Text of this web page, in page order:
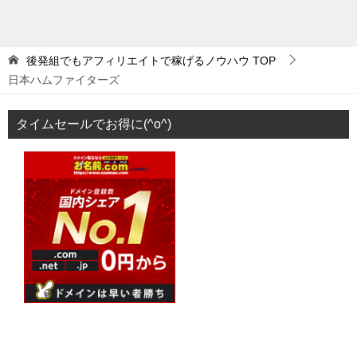
後発組でもアフィリエイトで稼げるノウハウ TOP
日本ハムファイターズ
タイムセールでお得に(^o^)